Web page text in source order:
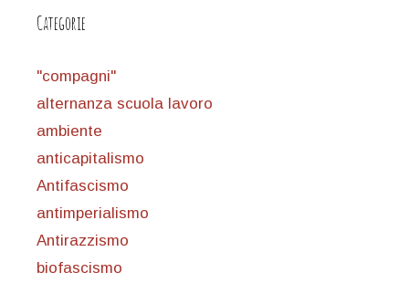
Categorie
"compagni"
alternanza scuola lavoro
ambiente
anticapitalismo
Antifascismo
antimperialismo
Antirazzismo
biofascismo